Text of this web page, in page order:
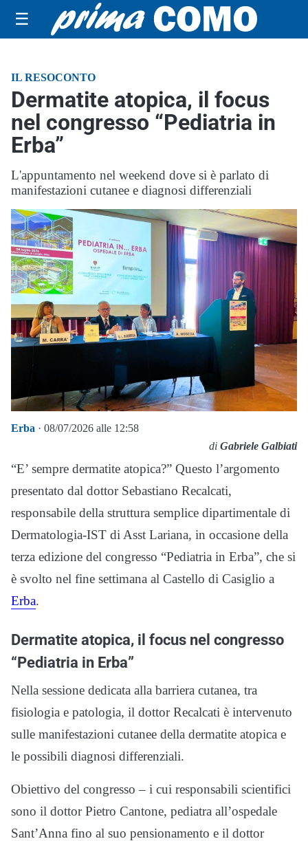
☰
IL RESOCONTO
Dermatite atopica, il focus
nel congresso “Pediatria in
Erba”
L'appuntamento nel weekend dove si è parlato di
manifestazioni cutanee e diagnosi differenziali
Erba · 08/07/2026 alle 12:58
di Gabriele Galbiati
“E’ sempre dermatite atopica?” Questo l’argomento
presentato dal dottor Sebastiano Recalcati,
responsabile della struttura semplice dipartimentale di
Dermatologia-IST di Asst Lariana, in occasione della
terza edizione del congresso “Pediatria in Erba”, che si
è svolto nel fine settimana al Castello di Casiglio a
Erba.
Dermatite atopica, il focus nel congresso
“Pediatria in Erba”
Nella sessione dedicata alla barriera cutanea, tra
fisiologia e patologia, il dottor Recalcati è intervenuto
sulle manifestazioni cutanee della dermatite atopica e
le possibili diagnosi differenziali.
Obiettivo del congresso – i cui responsabili scientifici
sono il dottor Pietro Cantone, pediatra all’ospedale
Sant’Anna fino al suo pensionamento e il dottor